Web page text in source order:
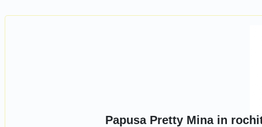
Papusa Pretty Mina in